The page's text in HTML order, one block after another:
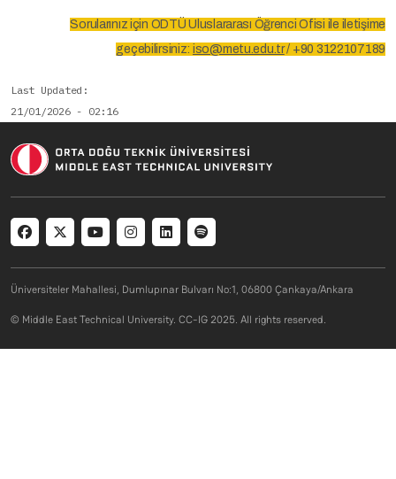
Sorularınız için ODTÜ Uluslararası Öğrenci Ofisi ile iletişime
geçebilirsiniz: iso@metu.edu.tr/ +90 3122107189
Last Updated
21/01/2026 - 02:16
Social menu
Üniversiteler Mahallesi, Dumlupınar Bulvarı No:1, 06800 Çankaya/Ankara
© Middle East Technical University. CC-IG 2025. All rights reserved.